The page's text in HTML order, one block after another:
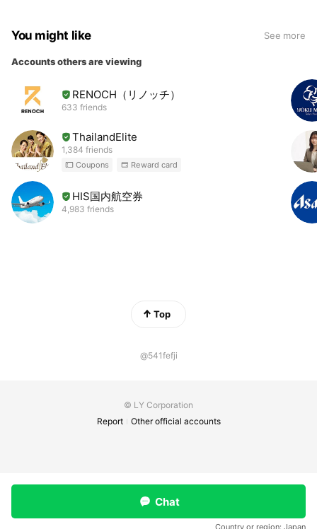
You might like See more
Accounts others are viewing
RENOCH（リノッチ）
633 friends
ThailandElite
1,384 friends
Coupons Reward card
HIS国内航空券
4,983 friends
Top
@541fefji
© LY Corporation
Report
Other official accounts
Chat
Country or region: Japan